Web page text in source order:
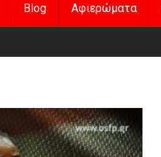
Blog Αφιερώματα